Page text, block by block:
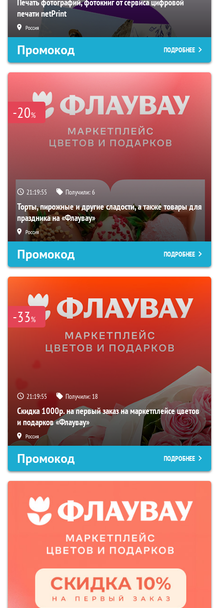
печати netPrint
Россия
Промокод ПОДРОБНЕЕ
-20%
21:19:54 Получили:6
Торты, пирожные и другие сладости, а также товары для
праздника на «Флаувау»
Россия
Промокод ПОДРОБНЕЕ
-33%
21:19:54 Получили: 18
Скидка 1000р. на первый заказ на маркетплейсе цветов
и подарков «Флаувау»
Россия
Промокод ПОДРОБНЕЕ